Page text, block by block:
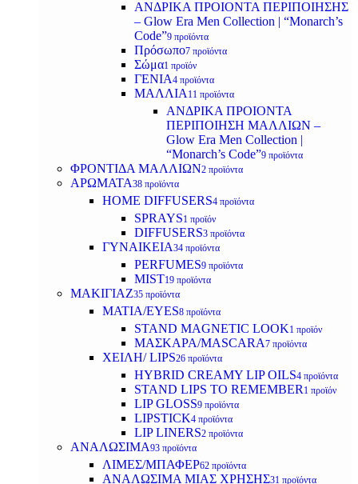
ΑΝΔΡΙΚΑ ΠΡΟΙΟΝΤΑ ΠΕΡΙΠΟΙΗΣΗΣ
– Glow Era Men Collection | “Monarch’s
Code”9 προϊόντα
Πρόσωπο7 προϊόντα
Σώμα1 προϊόν
ΓΕΝΙΑ4 προϊόντα
ΜΑΛΛΙΑ 11 προϊόντα
ΑΝΔΡΙΚΑ ΠΡΟΙΟΝΤΑ
ΠΕΡΙΠΟΙΗΣΗ ΜΑΛΛΙΩΝ –
Glow Era Men Collection |
“Monarch’s Code”9 προϊόντα
ΦΡΟΝΤΙΔΑ ΜΑΛΛΙΩΝ2 προϊόντα
ΑΡΩΜΑΤΑ38 προϊόντα
HOME DIFFUSERS4 προϊόντα
SPRAYS1 προϊόν
DIFFUSERS3 προϊόντα
ΓΥΝΑΙΚΕΙΑ34 προϊόντα
PERFUMES9 προϊόντα
MIST19 προϊόντα
ΜΑΚΙΓΙΑΖ35 προϊόντα
ΜΑΤΙΑ/EYES8 προϊόντα
STAND MAGNETIC LOOK1 προϊόν
ΜΑΣΚΑΡΑ/MASCARA7 προϊόντα
ΧΕΙΛΗ/ LIPS26 προϊόντα
HYBRID CREAMY LIP OILS4 προϊόντα
STAND LIPS TO REMEMBER 1 προϊόν
LIP GLOSS9 προϊόντα
LIPSTICK4 προϊόντα
LIP LINERS2 προϊόντα
ΑΝΑΛΩΣΙΜΑ93 προϊόντα
ΛΙΜΕΣ/ΜΠΑΦΕΡ62 προϊόντα
ΑΝΑΛΩΣΙΜΑ ΜΙΑΣ ΧΡΗΣΗΣ31 προϊόντα